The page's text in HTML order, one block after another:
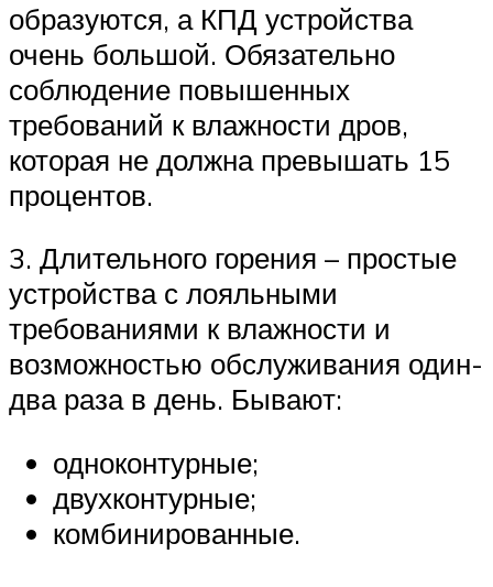
образуются, а КПД устройства
очень большой. Обязательно
соблюдение повышенных
требований к влажности дров,
которая не должна превышать 15
процентов.
3. Длительного горения – простые
устройства с лояльными
требованиями к влажности и
возможностью обслуживания один-
два раза в день. Бывают:
одноконтурные;
двухконтурные;
комбинированные.